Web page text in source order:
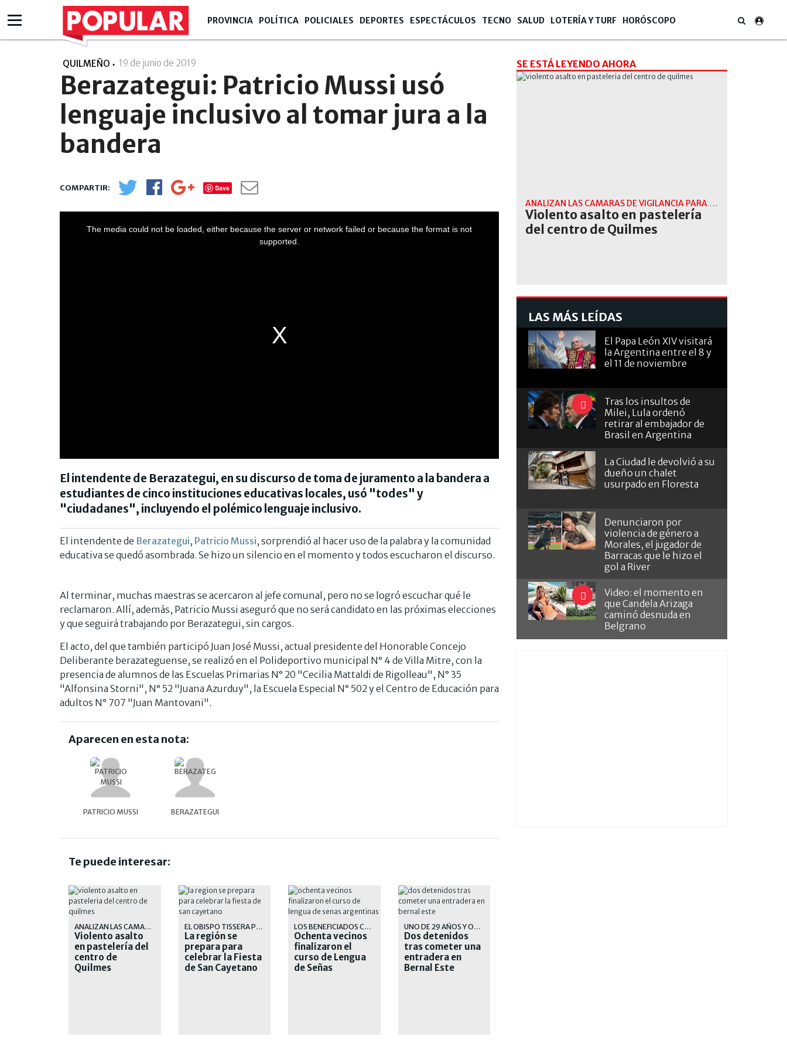
PROVINCIA POLÍTICA POLICIALES DEPORTES ESPECTÁCULOS TECNO SALUD LOTERÍA Y TURF HORÓSCOPO
QUILMEÑO 19 de junio de 2019
Berazategui: Patricio Mussi usó
lenguaje inclusivo al tomar jura a la
bandera
Save
The media could not be loaded, either because the server or network failed or because the format is not
supported.
El intendente de Berazategui, en su discurso de toma de juramento a la bandera a
estudiantes de cinco instituciones educativas locales, usó "todes" y
"ciudadanes", incluyendo el polémico lenguaje inclusivo.
El intendente de Berazategui, Patricio Mussi, sorprendió al hacer uso de la palabra y la comunidad
educativa se quedó asombrada. Se hizo un silencio en el momento y todos escucharon el discurso.
Al terminar, muchas maestras se acercaron al jefe comunal, pero no se logró escuchar qué le
reclamaron. Allí, además, Patricio Mussi aseguró que no será candidato en las próximas elecciones
y que seguirá trabajando por Berazategui, sin cargos.
El acto, del que también participó Juan José Mussi, actual presidente del Honorable Concejo
Deliberante berazateguense, se realizó en el Polideportivo municipal N° 4 de Villa Mitre, con la
presencia de alumnos de las Escuelas Primarias N° 20 "Cecilia Mattaldi de Rigolleau", N° 35
"Alfonsina Storni", N° 52 "Juana Azurduy", la Escuela Especial N° 502 y el Centro de Educación para
adultos N° 707 "Juan Mantovani".
Aparecen en esta nota:
PATRICIO MUSSI BERAZATEGUI
Te puede interesar:
ANALIZAN LAS CAMARAS DE VIGILANCIA PARA IDENTIFICAR Y DETENER A SU AUTOR
Violento asalto
en pastelería del
centro de
Quilmes
EL OBISPO TISSERA PRESIDIRÁ MISAS EN BERAZATEGUI Y VARELA
La región se
prepara para
celebrar la Fiesta
de San Cayetano
LOS BENEFICIADOS CONTARON SUS EXPERIENCIAS
Ochenta vecinos
finalizaron el
curso de Lengua
de Señas
UNO DE 29 AÑOS Y OTRO DE 56
Dos detenidos
tras cometer una
entradera en
Bernal Este
SE ESTÁ LEYENDO AHORA
ANALIZAN LAS CAMARAS DE VIGILANCIA PARA IDENTIFICAR Y DETENER A SU AUTOR
Violento asalto en pastelería
del centro de Quilmes
LAS MÁS LEÍDAS
El Papa León XIV visitará
la Argentina entre el 8 y
el 11 de noviembre
Tras los insultos de
Milei, Lula ordenó
retirar al embajador de
Brasil en Argentina
La Ciudad le devolvió a su
dueño un chalet
usurpado en Floresta
Denunciaron por
violencia de género a
Morales, el jugador de
Barracas que le hizo el
gol a River
Video: el momento en
que Candela Arizaga
caminó desnuda en
Belgrano